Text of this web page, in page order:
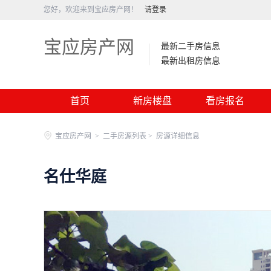
您好，欢迎来到宝应房产网！ 请登录
宝应房产网
最新二手房信息
最新出租房信息
首页 新房楼盘 看房报名
宝应房产网 > 二手房源列表 > 房源详细信息
名仕华庭